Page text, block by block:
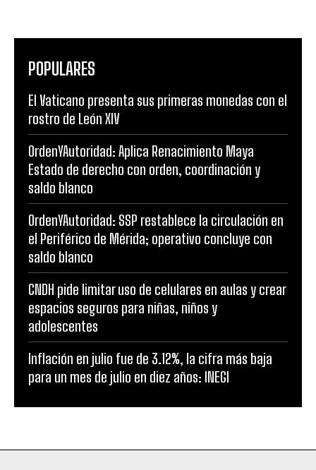
POPULARES
El Vaticano presenta sus primeras monedas con el
rostro de León XIV
OrdenYAutoridad: Aplica Renacimiento Maya
Estado de derecho con orden, coordinación y
saldo blanco
OrdenYAutoridad: SSP restablece la circulación en
el Periférico de Mérida; operativo concluye con
saldo blanco
CNDH pide limitar uso de celulares en aulas y crear
espacios seguros para niñas, niños y
adolescentes
Inflación en julio fue de 3.12%, la cifra más baja
para un mes de julio en diez años: INEGI